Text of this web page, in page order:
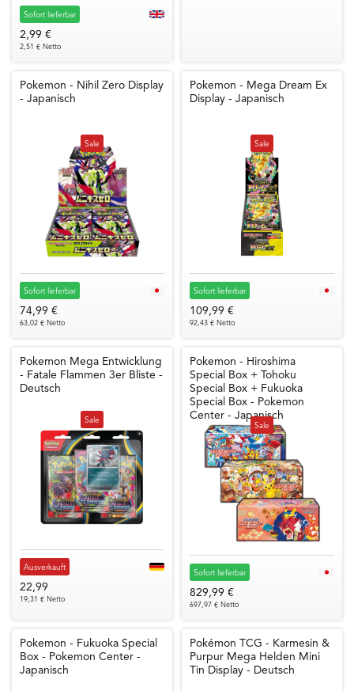
Sofort lieferbar
2,99 €
2,51 € Netto
Pokemon - Nihil Zero Display
- Japanisch
Sale
Sofort lieferbar
74,99 €
63,02 € Netto
Pokemon - Mega Dream Ex
Display - Japanisch
Sale
Sofort lieferbar
109,99 €
92,43 € Netto
Pokemon Mega Entwicklung
- Fatale Flammen 3er Bliste -
Deutsch
Sale
Ausverkauft
22,99
19,31 € Netto
Pokemon - Hiroshima
Special Box + Tohoku
Special Box + Fukuoka
Special Box - Pokemon
Center - Japanisch
Sale
Sofort lieferbar
829,99 €
697,97 € Netto
Pokemon - Fukuoka Special
Box - Pokemon Center -
Japanisch
Pokémon TCG - Karmesin &
Purpur Mega Helden Mini
Tin Display - Deutsch